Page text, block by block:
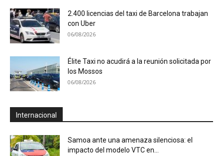
2.400 licencias del taxi de Barcelona trabajan
con Uber
06/08/2026
Élite Taxi no acudirá a la reunión solicitada por
los Mossos
06/08/2026
Internacional
Samoa ante una amenaza silenciosa: el
impacto del modelo VTC en...